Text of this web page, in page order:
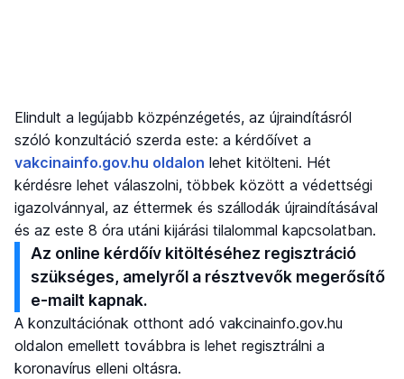
Elindult a legújabb közpénzégetés, az újraindításról
szóló konzultáció szerda este: a kérdőívet a
vakcinainfo.gov.hu oldalon lehet kitölteni. Hét
kérdésre lehet válaszolni, többek között a védettségi
igazolvánnyal, az éttermek és szállodák újraindításával
és az este 8 óra utáni kijárási tilalommal kapcsolatban.
Az online kérdőív kitöltéséhez regisztráció
szükséges, amelyről a résztvevők megerősítő
e-mailt kapnak.
A konzultációnak otthont adó vakcinainfo.gov.hu
oldalon emellett továbbra is lehet regisztrálni a
koronavírus elleni oltásra.